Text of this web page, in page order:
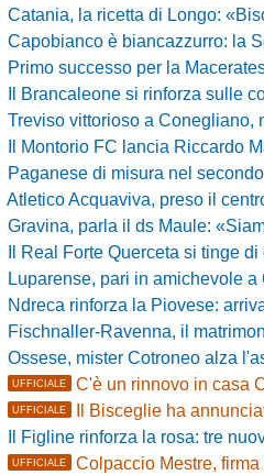
Catania, la ricetta di Longo: «Bisogna
Capobianco è biancazzurro: la Soccer Trani
Primo successo per la Maceratese:
Il Brancaleone si rinforza sulle
Treviso vittorioso a Conegliano, mister Gorini avvisa:
Il Montorio FC lancia Riccardo
Paganese di misura nel secondo test estivo:
Atletico Acquaviva, preso il
Gravina, parla il ds Maule: «Siamo quasi al
Il Real Forte Querceta si tinge di
Luparense, pari in amichevole a Ca'
Ndreca rinforza la Piovese: arriva il
Fischnaller-Ravenna, il matrimonio prosegue:
Ossese, mister Cotroneo alza l'asticella: «Salvezza?
UFFICIALE C'è un rinnovo in casa
UFFICIALE Il Bisceglie ha
Il Figline rinforza la rosa: tre
UFFICIALE Colpaccio Mestre, firma